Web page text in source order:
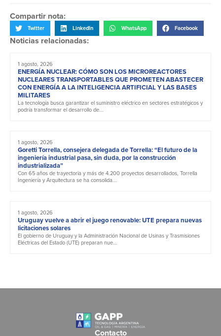
Compartir nota:
Twitter LinkedIn WhatsApp Facebook
Noticias relacionadas:
1 agosto, 2026
ENERGÍA NUCLEAR: CÓMO SON LOS MICROREACTORES
NUCLEARES TRANSPORTABLES QUE PROMETEN ABASTECER
CON ENERGÍA A LA INTELIGENCIA ARTIFICIAL Y LAS BASES
MILITARES
La tecnología busca garantizar el suministro eléctrico en sectores estratégicos y
podría transformar el desarrollo de...
1 agosto, 2026
Goretti Torrella, consejera delegada de Torrella: “El futuro de la
ingeniería industrial pasa, sin duda, por la construcción
industrializada”
Con 65 años de trayectoria y más de 4.200 proyectos desarrollados, Torrella
Ingeniería y Arquitectura se ha consolida...
1 agosto, 2026
Uruguay vuelve a abrir el juego renovable: UTE prepara nuevas
licitaciones solares
El gobierno de Uruguay y la Administración Nacional de Usinas y Trasmisiones
Eléctricas del Estado (UTE) preparan nue...
Contacto